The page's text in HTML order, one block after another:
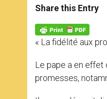
t
s
A
p
p
s
e
n
g
e
r
e
b
o
k
Share this Entry
« La fidélité aux
Le pape a en
promesses,